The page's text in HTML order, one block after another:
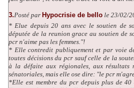
3.Posté par Hypocrisie de bello le 23/02/
* Elue depuis 20 ans avec le soutien de
députée de la reunion grace au soutien de
pcr n'aime pas les femmes."!
* Elle contredit publiquement et par voie
toutes décisions du pcr sauf celle de la
à la défaite aux régionales, aux résultats
sénatoriales, mais elle ose dire: "le pcr
*Elle est membre du pcr depuis plus de